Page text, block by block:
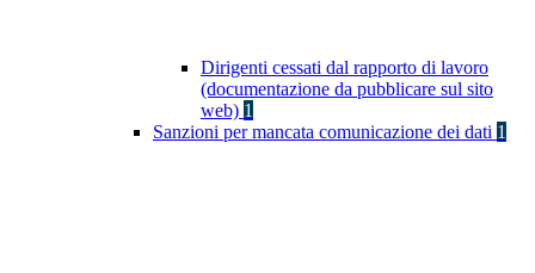
Dirigenti cessati dal rapporto di lavoro
(documentazione da pubblicare sul sito
web) 1
Sanzioni per mancata comunicazione dei dati 1